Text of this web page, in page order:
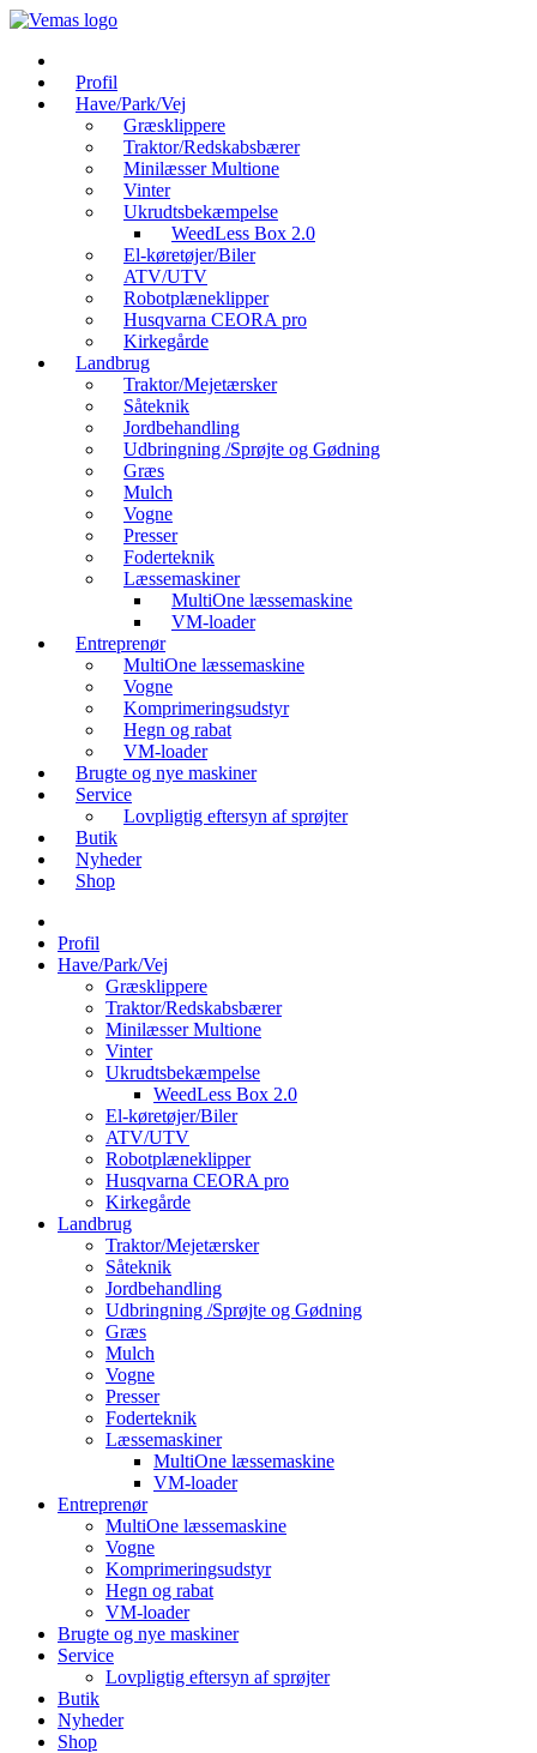
Videre
indhold
Profil
Have/Park/Vej
Græsklippere
Traktor/Redskabsbærer
Minilæsser Multione
Vinter
Ukrudtsbekæmpelse
WeedLess Box 2.0
El-køretøjer/Biler
ATV/UTV
Robotplæneklipper
Husqvarna CEORA pro
Kirkegårde
Landbrug
Traktor/Mejetærsker
Såteknik
Jordbehandling
Udbringning /Sprøjte og Gødning
Græs
Mulch
Vogne
Presser
Foderteknik
Læssemaskiner
MultiOne læssemaskine
VM-loader
Entreprenør
MultiOne læssemaskine
Vogne
Komprimeringsudstyr
Hegn og rabat
VM-loader
Brugte og nye maskiner
Service
Lovpligtig eftersyn af sprøjter
Butik
Nyheder
Shop
Profil
Have/Park/Vej
Græsklippere
Traktor/Redskabsbærer
Minilæsser Multione
Vinter
Ukrudtsbekæmpelse
WeedLess Box 2.0
El-køretøjer/Biler
ATV/UTV
Robotplæneklipper
Husqvarna CEORA pro
Kirkegårde
Landbrug
Traktor/Mejetærsker
Såteknik
Jordbehandling
Udbringning /Sprøjte og Gødning
Græs
Mulch
Vogne
Presser
Foderteknik
Læssemaskiner
MultiOne læssemaskine
VM-loader
Entreprenør
MultiOne læssemaskine
Vogne
Komprimeringsudstyr
Hegn og rabat
VM-loader
Brugte og nye maskiner
Service
Lovpligtig eftersyn af sprøjter
Butik
Nyheder
Shop